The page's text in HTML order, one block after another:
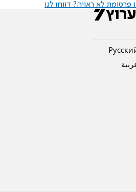
לא ראויה? דווחו לנו